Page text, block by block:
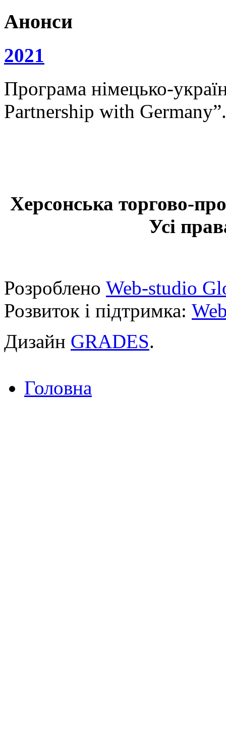
Анонси
2021
Програма німецько-
Partnership with
Херсонська торгово-
Усі
Розроблено Web-studio
Розвиток і підтримка:
Дизайн GRADES.
Головна